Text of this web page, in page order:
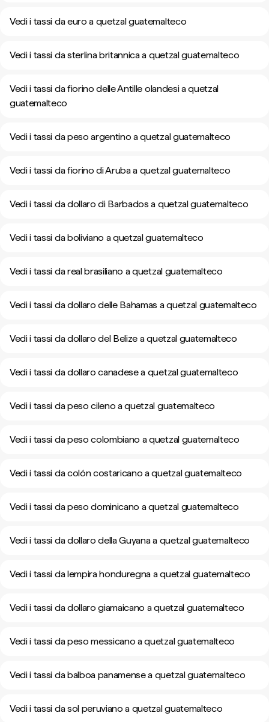
Vedi i tassi da euro a quetzal guatemalteco
Vedi i tassi da sterlina britannica a quetzal guatemalteco
Vedi i tassi da fiorino delle Antille olandesi a quetzal
guatemalteco
Vedi i tassi da peso argentino a quetzal guatemalteco
Vedi i tassi da fiorino di Aruba a quetzal guatemalteco
Vedi i tassi da dollaro di Barbados a quetzal guatemalteco
Vedi i tassi da boliviano a quetzal guatemalteco
Vedi i tassi da real brasiliano a quetzal guatemalteco
Vedi i tassi da dollaro delle Bahamas a quetzal guatemalteco
Vedi i tassi da dollaro del Belize a quetzal guatemalteco
Vedi i tassi da dollaro canadese a quetzal guatemalteco
Vedi i tassi da peso cileno a quetzal guatemalteco
Vedi i tassi da peso colombiano a quetzal guatemalteco
Vedi i tassi da colón costaricano a quetzal guatemalteco
Vedi i tassi da peso dominicano a quetzal guatemalteco
Vedi i tassi da dollaro della Guyana a quetzal guatemalteco
Vedi i tassi da lempira honduregna a quetzal guatemalteco
Vedi i tassi da dollaro giamaicano a quetzal guatemalteco
Vedi i tassi da peso messicano a quetzal guatemalteco
Vedi i tassi da balboa panamense a quetzal guatemalteco
Vedi i tassi da sol peruviano a quetzal guatemalteco